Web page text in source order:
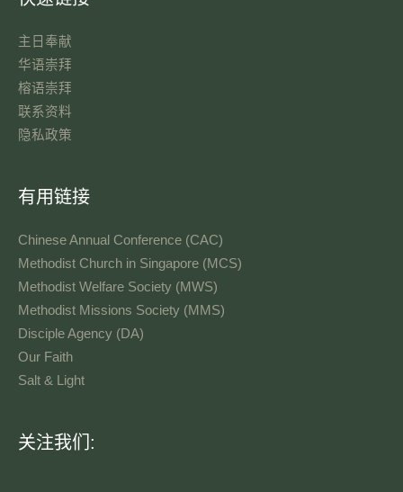
主日奉献​
华语崇拜
榕语崇拜
联系资料​
隐私政策
有用链接
Chinese Annual Conference (CAC)
Methodist Church in Singapore (MCS)
Methodist Welfare Society (MWS)
Methodist Missions Society (MMS)
Disciple Agency (DA)
Our Faith
Salt & Light
关注我们:
语